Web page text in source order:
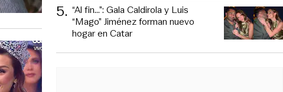
5. “Al fin…”: Gala Caldirola y Luis
“Mago” Jiménez forman nuevo
hogar en Catar